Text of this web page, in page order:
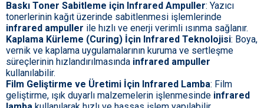
Baskı Toner Sabitleme için Infrared Ampuller: Yazıcı
tonerlerinin kağıt üzerinde sabitlenmesi işlemlerinde
infrared ampuller ile hızlı ve enerji verimli ısınma sağlanır.
Kaplama Kürleme (Curing) İçin Infrared Teknolojisi: Boya,
vernik ve kaplama uygulamalarının kuruma ve sertleşme
süreçlerinin hızlandırılmasında infrared ampuller
kullanılabilir.
Film Geliştirme ve Üretimi İçin Infrared Lamba: Film
geliştirme, ışık duyarlı malzemelerin işlenmesinde infrared